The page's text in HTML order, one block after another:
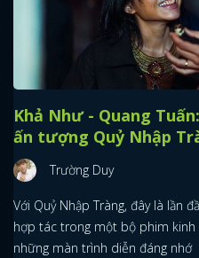
Khả Như - Quang
ấn tượng Quỷ Nhập
Trường Duy
Với Quỷ Nhập Tràng, đây là lần
hợp tác trong một bộ phim kinh
những màn trình diễn đáng nhớ